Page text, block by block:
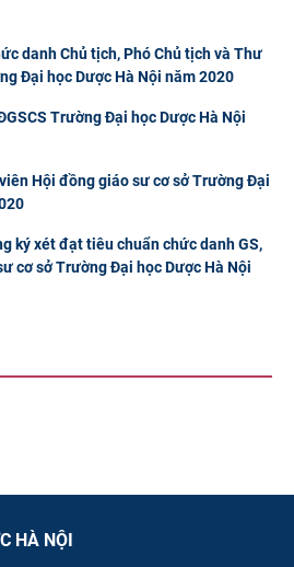
danh Chủ tịch, Phó Chủ tịch và Thư
Đại học Dược Hà Nội năm 2020
Trường Đại học Dược Hà Nội
Hội đồng giáo sư cơ sở Trường Đại
ký xét đạt tiêu chuẩn chức danh GS,
cơ sở Trường Đại học Dược Hà Nội
HÀ NỘI